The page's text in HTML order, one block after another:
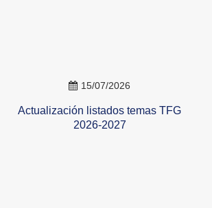
15/07/2026
Actualización listados temas TFG
2026-2027